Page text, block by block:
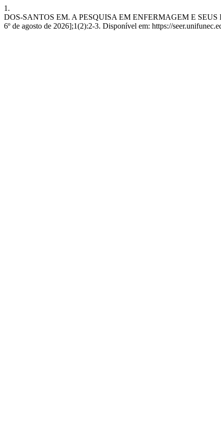
1.
DOS-SANTOS EM. A PESQUISA EM ENFERMAGEM E SEUS
6º de agosto de 2026];1(2):2-3. Disponível em: https://